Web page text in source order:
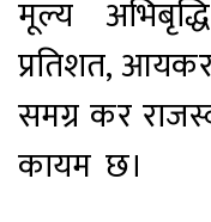
मूल्य अभिबृद्धि
प्रतिशत,
समग्र कर
कायम छ।